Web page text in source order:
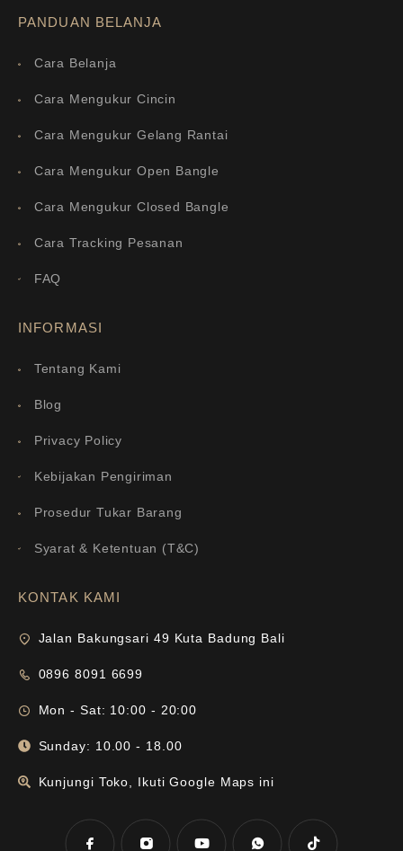
PANDUAN BELANJA
Cara Belanja
Cara Mengukur Cincin
Cara Mengukur Gelang Rantai
Cara Mengukur Open Bangle
Cara Mengukur Closed Bangle
Cara Tracking Pesanan
FAQ
INFORMASI
Tentang Kami
Blog
Privacy Policy
Kebijakan Pengiriman
Prosedur Tukar Barang
Syarat & Ketentuan (T&C)
KONTAK KAMI
Jalan Bakungsari 49 Kuta Badung Bali
0896 8091 6699
Mon - Sat: 10:00 - 20:00
Sunday: 10.00 - 18.00
Kunjungi Toko, Ikuti Google Maps ini